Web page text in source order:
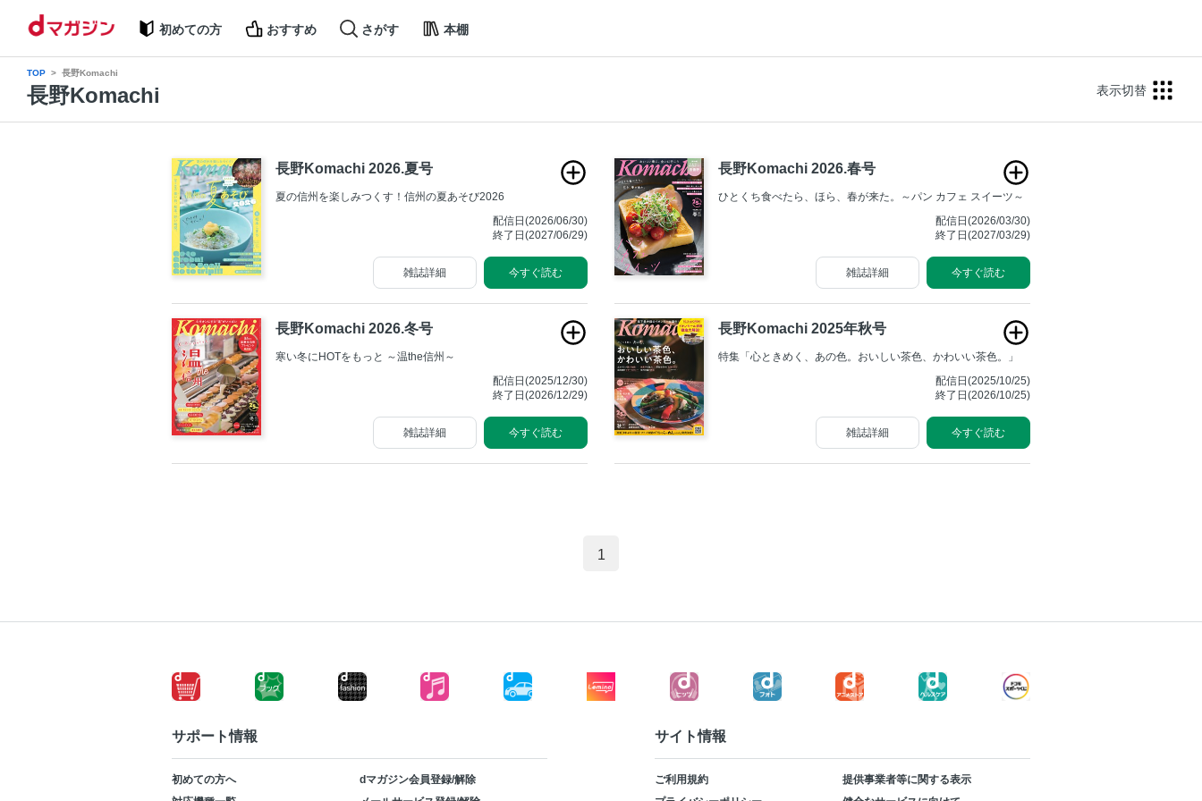
初めての方 おすすめ さがす 本棚
TOP 長野Komachi
長野Komachi 表示切替
長野Komachi 2026.夏号
夏の信州を楽しみつくす！信州の夏あそび2026
配信日(2026/06/30)
終了日(2027/06/29)
今すぐ読む
雑誌詳細
長野Komachi 2026.春号
ひとくち食べたら、ほら、春が来た。～パン カフェ スイーツ～
配信日(2026/03/30)
終了日(2027/03/29)
今すぐ読む
雑誌詳細
長野Komachi 2026.冬号
寒い冬にHOTをもっと ～温the信州～
配信日(2025/12/30)
終了日(2026/12/29)
今すぐ読む
雑誌詳細
長野Komachi 2025年秋号
特集「心ときめく、あの色。おいしい茶色、かわいい茶色。」
配信日(2025/10/25)
終了日(2026/10/25)
今すぐ読む
雑誌詳細
1
サポート情報
初めての方へ
dマガジン会員登録/解除
サイト情報
ご利用規約
提供事業者等に関する表示